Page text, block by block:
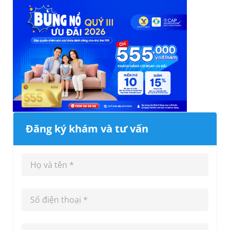
Đăng ký khám và tư vấn